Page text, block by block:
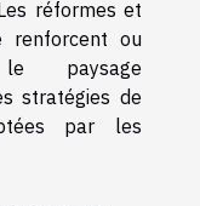
réformes et
renforcent ou
le paysage
stratégies de
par les